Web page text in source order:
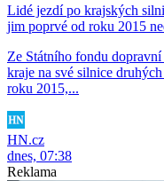
Lidé jezdí po krajských
jim poprvé od roku 2015
Ze Státního fondu
kraje na své silnice
roku 2015,...
HN.cz
dnes, 07:38
Reklama